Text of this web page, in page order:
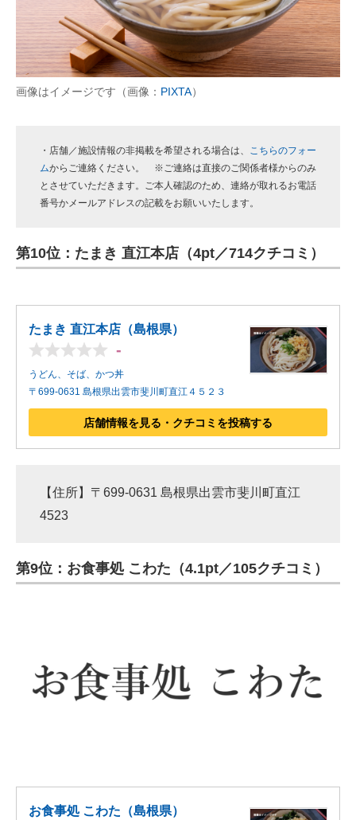
画像はイメージです（画像： PIXTA）
・店舗／施設情報の非掲載を希望される場合は、 こちらのフォー
ムからご連絡ください。 ※ご連絡は直接のご関係者様からのみ
とさせていただきます。ご本人確認のため、連絡が取れるお電話
番号かメールアドレスの記載をお願いいたします。
第10位：たまき 直江本店（4pt／714クチコミ）
たまき 直江本店（島根県）
-
うどん、そば、かつ丼
〒699-0631 島根県出雲市斐川町直江４５２３
店舗情報を見る・クチコミを投稿する
【住所】〒699-0631 島根県出雲市斐川町直江
4523
第9位：お食事処 こわた（4.1pt／105クチコミ）
お食事処 こわた（島根県）